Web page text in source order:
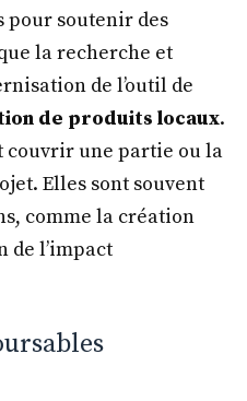
pour soutenir des
la recherche et
de l’outil de
de produits locaux.
couvrir une partie ou la
Elles sont souvent
comme la création
de l’impact